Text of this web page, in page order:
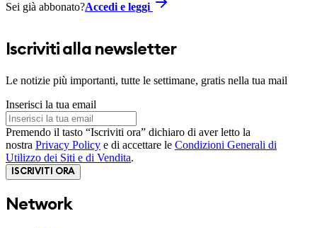
Sei già abbonato?Accedi e leggi
Iscriviti alla newsletter
Le notizie più importanti, tutte le settimane, gratis nella tua mail
Inserisci la tua email
Premendo il tasto “Iscriviti ora” dichiaro di aver letto la
nostra Privacy Policy e di accettare le Condizioni Generali di
Utilizzo dei Siti e di Vendita.
ISCRIVITI ORA
Network